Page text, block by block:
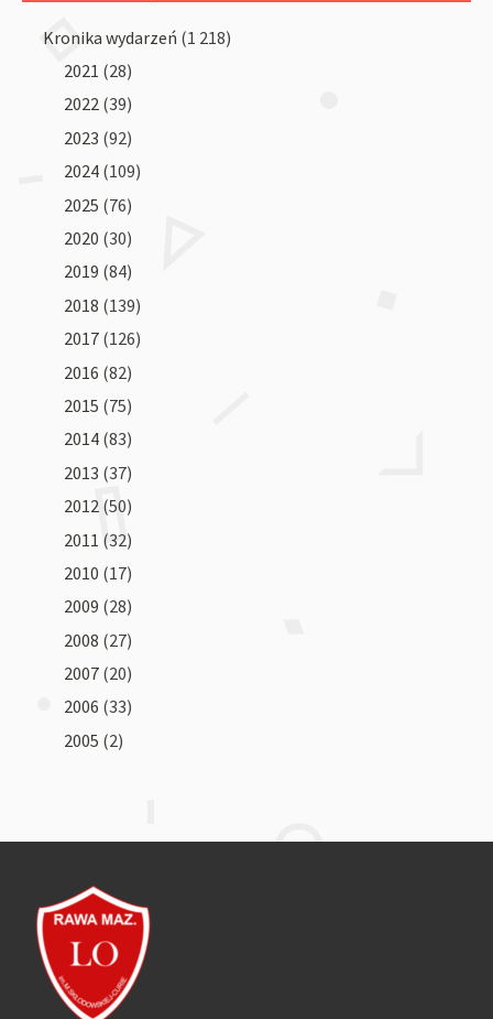
Kronika wydarzeń (1 218)
2021 (28)
2022 (39)
2023 (92)
2024 (109)
2025 (76)
2020 (30)
2019 (84)
2018 (139)
2017 (126)
2016 (82)
2015 (75)
2014 (83)
2013 (37)
2012 (50)
2011 (32)
2010 (17)
2009 (28)
2008 (27)
2007 (20)
2006 (33)
2005 (2)